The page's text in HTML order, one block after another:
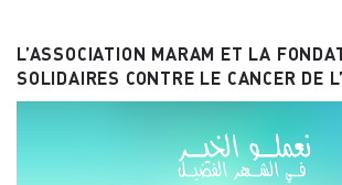
L’ASSOCIATION MARAM ET LA
SOLIDAIRES CONTRE LE CANCER DE